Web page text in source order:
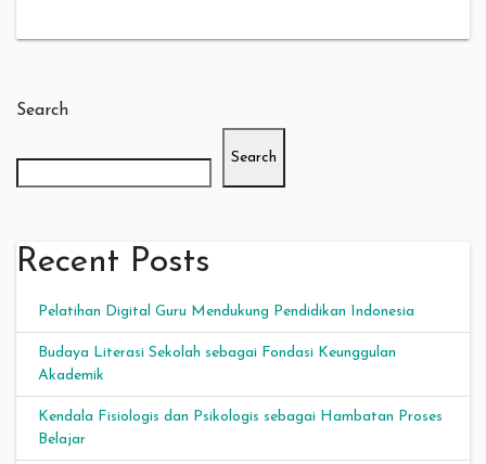
Search
Search
Recent Posts
Pelatihan Digital Guru Mendukung Pendidikan Indonesia
Budaya Literasi Sekolah sebagai Fondasi Keunggulan
Akademik
Kendala Fisiologis dan Psikologis sebagai Hambatan Proses
Belajar